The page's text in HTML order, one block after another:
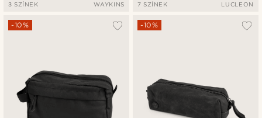
3 SZÍNEK WAYKINS 7 SZÍNEK LUCLEON
-10% -10%